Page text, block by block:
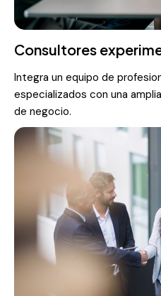
Consultores
Integra un equipo de
especializados con una
de negocio.